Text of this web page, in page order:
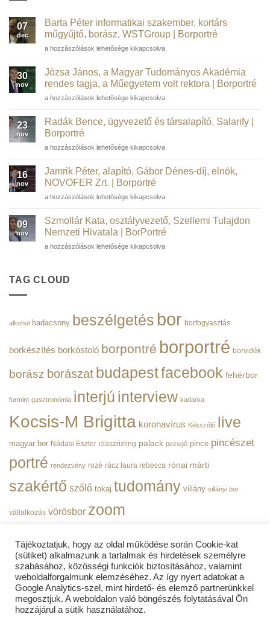
07
dec
Barta Péter informatikai szakember, kortárs
műgyűjtő, borász, WSTGroup | Borportré
Barta
informatikai
szakember,
kortárs
műgyűjtő,
WSTGroup |
Borportré
bejegyzéshez
a hozzászólások lehetősége kikapcsolva
30
nov
Józsa János, a Magyar Tudományos Akadémia
rendes tagja, a Műegyetem volt rektora | Borportré
Józsa
a
Magyar
Tudományos
Akadémia
tagja,
a
volt
|
Borportré
a hozzászólások lehetősége kikapcsolva
23
nov
Radák Bence, ügyvezető és társalapító, Salarify |
Borportré
Radák
ügyvezető
és
társalapító,
Salarify
Borportré
bejegyzéshez
a hozzászólások lehetősége kikapcsolva
16
nov
Jamrik Péter, alapító, Gábor Dénes-díj, elnök,
NOVOFER Zrt. | Borportré
Jamrik
alapító,
Gábor
Dénes-
díj,
Zrt.
a hozzászólások lehetősége kikapcsolva
09
nov
Szmollár Kata, osztályvezető, Szellemi Tulajdon
Nemzeti Hivatala | BorPortré
Szmollár
Szellemi
BorPortré
a hozzászólások lehetősége kikapcsolva
TAG CLOUD
alkohol badacsony beszélgetés bor borfogyasztás
borkészítés borkóstoló borpontré borportré borvidék
borász borászat budapestfacebook fehérbor
furmint gasztronómia interjú interview kadarka
Kocsis-M Brigitta koronavírus Kékszőlő live
magyar bor Nádasi Eszter olaszrizling palack pezsgő pince pincészet
portré rendezvény rozé rácz laura rebecca rónai márti
szakértő szőlő tokaj tudomány villány villányi bor
vállalkozás vörösbor zoom
ADATVÉDELMI TÁJÉKOZTATÓ
BorPortré | Copyright 2019 - 2026© Minden jog fenntartva! |
WEBLOCK MEDIA LTD
Tájékoztatjuk, hogy az oldal működése során Cookie-kat
(sütiket) alkalmazunk a tartalmak és hirdetések személyre
szabásához, közösségi funkciók biztosításához, valamint
weboldalforgalmunk elemzéséhez. Az így nyert adatokat a
Google Analytics-szel, mint hirdető- és elemző partnerünkkel
megosztjuk. A weboldalon való böngészés folytatásával Ön
hozzájárul a sütik használatához.